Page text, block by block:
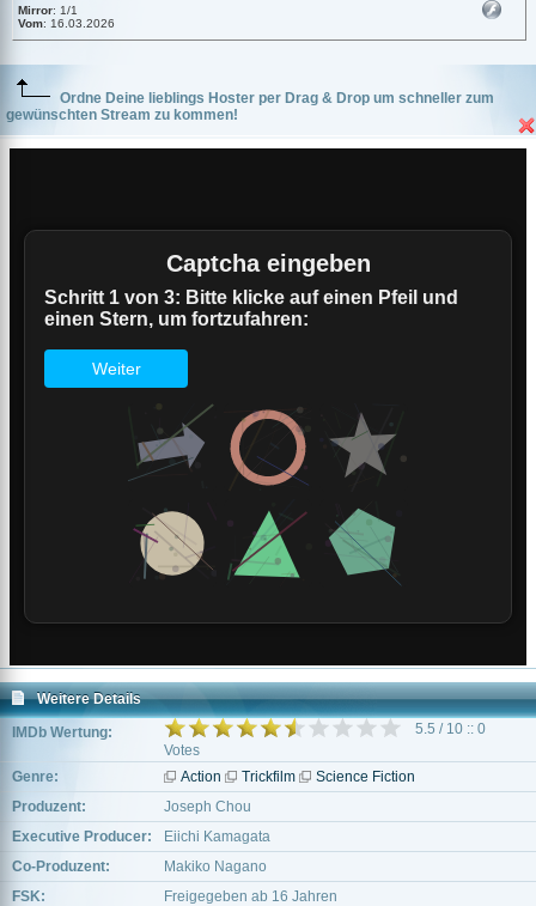
Mirror: 1/1
Vom: 16.03.2026
Ordne Deine lieblings Hoster per Drag & Drop um schneller zum
gewünschten Stream zu kommen!
Weitere Details
IMDb Wertung:
5.5 / 10 :: 0
Votes
Genre:
Action Trickfilm
Science Fiction
Produzent:
Joseph Chou
Executive Producer:
Eiichi Kamagata
Co-Produzent:
Makiko Nagano
FSK:
Freigegeben ab 16 Jahren